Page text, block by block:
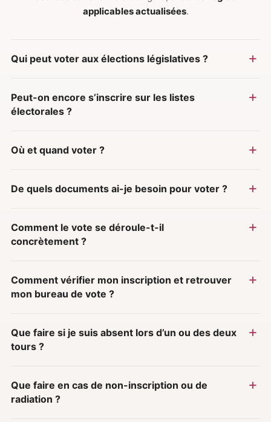
applicables actualisées.
Qui peut voter aux élections législatives ?
Peut-on encore s’inscrire sur les listes
électorales ?
Où et quand voter ?
De quels documents ai-je besoin pour voter ?
Comment le vote se déroule-t-il
concrètement ?
Comment vérifier mon inscription et retrouver
mon bureau de vote ?
Que faire si je suis absent lors d’un ou des deux
tours ?
Que faire en cas de non-inscription ou de
radiation ?